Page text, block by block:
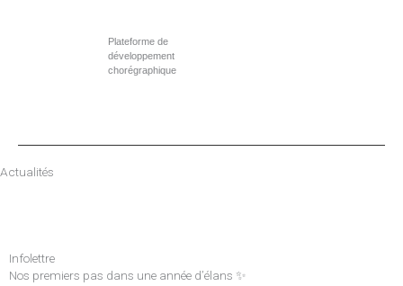
Plateforme de
développement
chorégraphique
Actualités
Infolettre
Nos premiers pas dans une année d’élans ✨